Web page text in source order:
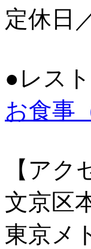
定休日
●レス
お食事
【アク
文京区
東京メ